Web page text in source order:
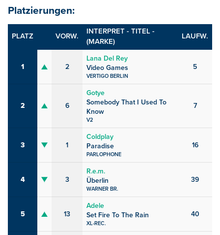
Platzierungen:
PLATZ VORW.
INTERPRET - TITEL -
(MARKE)
LAUFW.
1 2
Lana Del Rey
Video Games
VERTIGO BERLIN
5
2 6
Gotye
Somebody That I Used To
Know
V2
7
3 1
Coldplay
Paradise
PARLOPHONE
16
4 3
R.e.m.
Überlin
WARNER BR.
39
5 13
Adele
Set Fire To The Rain
XL-REC.
40